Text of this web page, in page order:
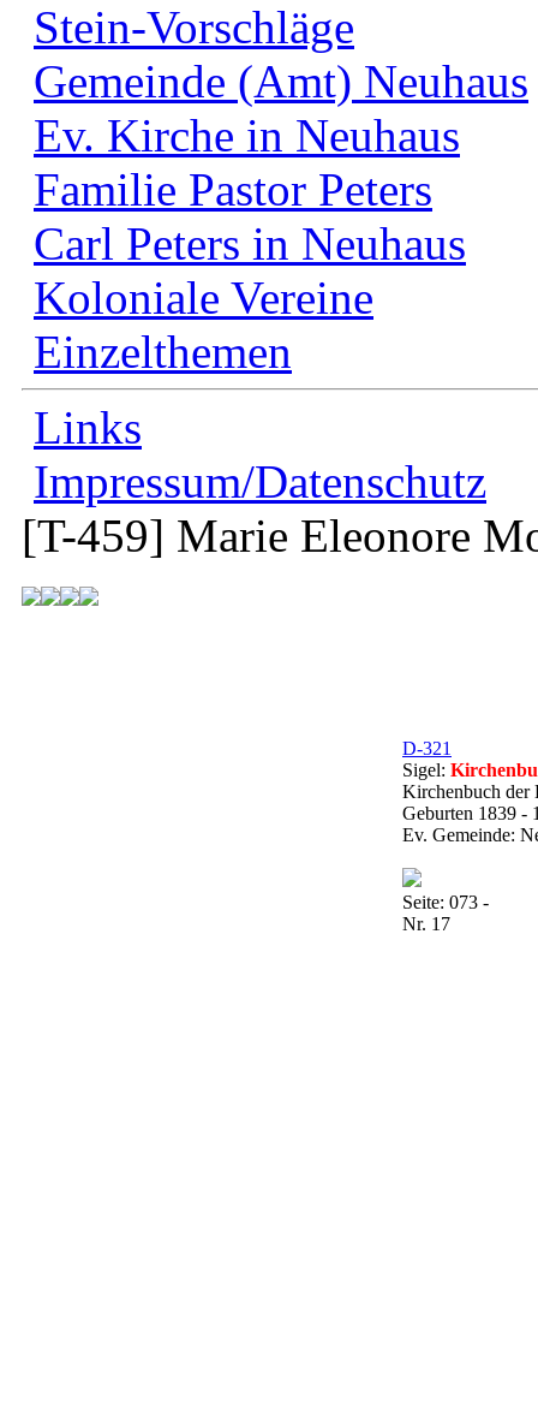
Stein-Vorschläge
Gemeinde (Amt) Neuhaus
Ev. Kirche in Neuhaus
Familie Pastor Peters
Carl Peters in Neuhaus
Koloniale Vereine
Einzelthemen
Links
Impressum/Datenschutz
[T-459] Marie Eleonore
D-321
Sigel:
Kirchenbuch der
Geburten 1839 -
Ev. Gemeinde:
Seite: 073 -
Nr. 17